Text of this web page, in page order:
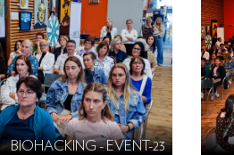
BIOHACKING - EVENT-23